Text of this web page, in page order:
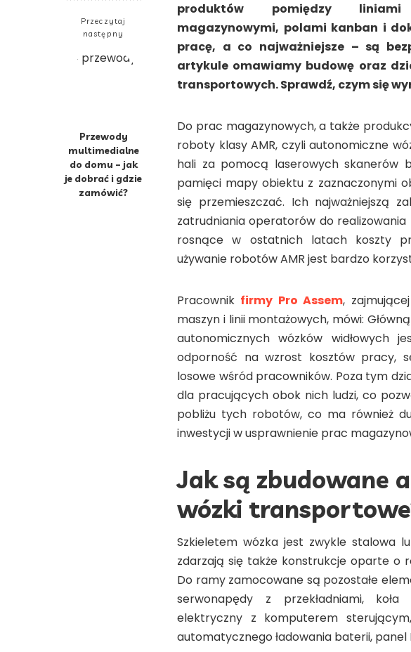
Przeczytaj
następny
Przewody
multimedialne
do domu – jak
je dobrać i gdzie
zamówić?
produktów pomiędzy liniami
magazynowymi, polami kanban i
pracę, a co najważniejsze – są
artykule omawiamy budowę oraz
transportowych. Sprawdź, czym się
Do prac magazynowych, a także
roboty klasy AMR, czyli autonomiczne
hali za pomocą laserowych skanerów
pamięci mapy obiektu z zaznaczonymi
się przemieszczać. Ich najważniejszą
zatrudniania operatorów do
rosnące w ostatnich latach koszty
używanie robotów AMR jest bardzo
Pracownik firmy Pro Assem,
maszyn i linii montażowych, mówi:
autonomicznych wózków widłowych
odporność na wzrost kosztów pracy,
losowe wśród pracowników. Poza tym
dla pracujących obok nich ludzi, co
pobliżu tych robotów, co ma również
inwestycji w usprawnienie prac
Jak są zbudowane
wózki
Szkieletem wózka jest zwykle stalowa
zdarzają się także konstrukcje oparte o
Do ramy zamocowane są pozostałe
serwonapędy z przekładniami,
elektryczny z komputerem
automatycznego ładowania baterii, panel